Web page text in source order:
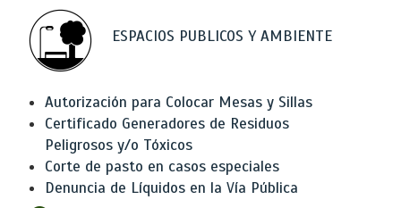
ESPACIOS PUBLICOS Y AMBIENTE
Autorización para Colocar Mesas y Sillas
Certificado Generadores de Residuos
Peligrosos y/o Tóxicos
Corte de pasto en casos especiales
Denuncia de Líquidos en la Vía Pública